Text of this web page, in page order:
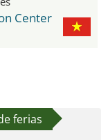
Center
ferias